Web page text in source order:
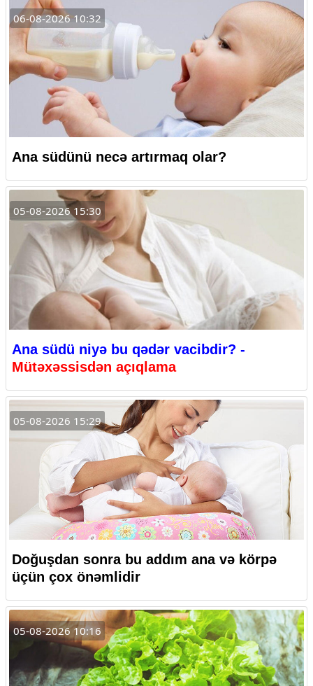
06-08-2026 10:32
Ana südünü necə artırmaq olar?
05-08-2026 15:30
Ana südü niyə bu qədər vacibdir? -
Mütəxəssisdən açıqlama
05-08-2026 15:29
Doğuşdan sonra bu addım ana və körpə
üçün çox önəmlidir
05-08-2026 10:16